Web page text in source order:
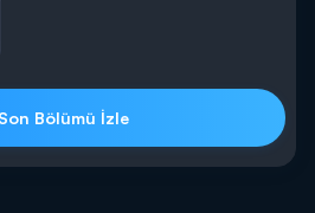
Son Bölümü İzle